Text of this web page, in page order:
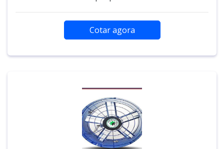
Cotar agora